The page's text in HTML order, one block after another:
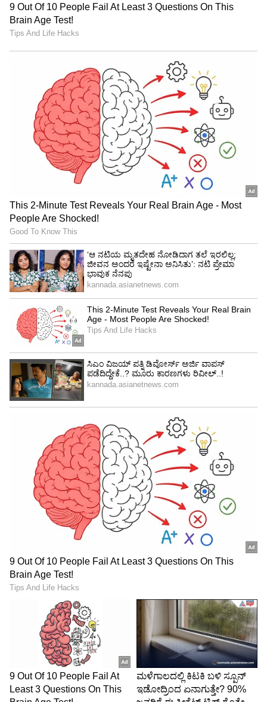
ಹೋಗಬೇಕಾಯಿತು. ಇದು ನಿಜಕ್ಕೂ ನನಗೊಂದು
ಫ್ಯಾನ್‌ಗರ್ಲ್ ಕ್ಷಣ. ನಿನ್ನೆಯವರೆಗೂ ನಾನು ಟಿವಿಯಲ್ಲಿ
ಅಕ್ಷಯ್ ಸರ್ ಅವರ ಸಿನಿಮಾ ನೋಡಿ ಚಪ್ಪಾಳೆ ತಟ್ಟುತ್ತಿದ್ದೆ.
ಇದ್ದಕ್ಕಿದ್ದಂತೆ, ಅವರೊಂದಿಗೆ ಸ್ಕ್ರೀನ್ ಶೇರ್ ಮಾಡುವ ಅವಕಾಶ
ಸಿಕ್ಕಿತು. ಜೀವನವೇ ತನ್ನದೇ ಆದ ಸ್ಕ್ರಿಪ್ಟ್ ಬರೆಯುತ್ತಿದೆ ಎಂದು
ನನಗೆ ನಿಜವಾಗಿಯೂ ಅನಿಸಿತು" ಎಂದು ಅಕ್ಷರಾ ತಮ್ಮ
ಭಾವನೆ ವ್ಯಕ್ತಪಡಿಸಿದ್ದಾರೆ.
'ವೆಲ್ಕಮ್ ಟು ದಿ ಜಂಗಲ್' ಬಗ್ಗೆ
ಅಹ್ಮದ್ ಖಾನ್ ನಿರ್ದೇಶನದ 'ವೆಲ್ಕಮ್ ಟು ದಿ ಜಂಗಲ್'
ಚಿತ್ರದಲ್ಲಿ ಅಕ್ಷಯ್ ಕುಮಾರ್, ಸುನೀಲ್ ಶೆಟ್ಟಿ, ದಿಶಾ ಪಟಾನಿ,
ಜಾಕ್ವೆಲಿನ್ ಫರ್ನಾಂಡೀಸ್, ಅರ್ಷದ್ ವಾರ್ಸಿ, ಜಾಕಿ ಶ್ರಾಫ್,
ಪರೇಶ್ ರಾವಲ್, ರವೀನಾ ಟಂಡನ್, ಲಾರಾ ದತ್ತಾ, ಫರಿದಾ
ಜಲಾಲ್, ಜಾನಿ ಲಿವರ್, ಶ್ರೇಯಸ್ ತಲ್ಪಡೆ, ತುಷಾರ್ ಕಪೂರ್,
ರಾಜ್‌ಪಾಲ್ ಯಾದವ್, ಅಭಿಷೇಕ್, ಕಿಕು ಶಾರ್ದಾ, ದಲೇರ್
ಮೆಹಂದಿ, ಅಫ್ತಾಬ್ ಶಿವದಾಸನಿ, ಮುಖೇಶ್ ತಿವಾರಿ,
ಯಶ್‌ಪಾಲ್ ಶರ್ಮಾ, ಕಿರಣ್ ಕುಮಾರ್, ಜಾಕಿರ್ ಹುಸೇನ್,
ವಿಂದು ದಾರಾ ಸಿಂಗ್, ಊರ್ವಶಿ ರೌಟೇಲಾ, ಹೇಮಂತ್
ಪಾಂಡೆ, ಬ್ರಿಜೇಂದ್ರ ಕಾಲಾ, ಫಿರೋಜ್ ಖಾನ್ (ಅರ್ಜುನ್),
ದಿವಂಗತ ಪಂಕಜ್ ಧೀರ್, ಪುನೀತ್ ಇಸ್ಸಾರ್, ಸುದೇಶ್ ಬೆರ್ರಿ,
ಜೀತು ವರ್ಮಾ, ವ್ರಿಹಿ ಕೊಡವರ, ಆದಿತ್ಯ ಸಿಂಗ್ ಮತ್ತು ಭಾಗ್ಯ
ಭಾನುಶಾಲಿ ಸೇರಿದಂತೆ ದೊಡ್ಡ ತಾರಾಗಣವಿದೆ. ಎ ಎ
ನದಿಯಾದ್ವಾಲಾ, ಕೇಪ್ ಆಫ್ ಗುಡ್ ಫಿಲ್ಮ್ಸ್ ಮತ್ತು ಸ್ಟಾರ್
ಡ್ಯಾಂಗ್ ಸಹಯೋಗದಲ್ಲಿ ಈ ಚಿತ್ರ ನಿರ್ಮಾಣವಾಗಿದೆ. ಇದು
ಜೂನ್ 26 ರಂದು ಚಿತ್ರಮಂದಿರಗಳಲ್ಲಿ ಬಿಡುಗಡೆಯಾಗಲಿದೆ.